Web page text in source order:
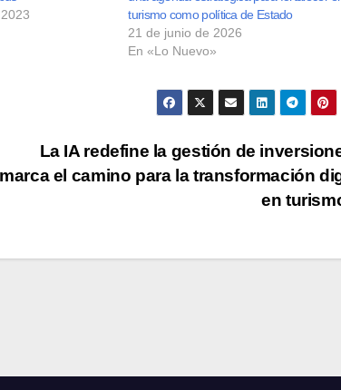
turismo como política de Estado
21 de junio de 2026
En «Lo Nuevo»
La IA redefine la gestión de
marca el camino para la transformación
en